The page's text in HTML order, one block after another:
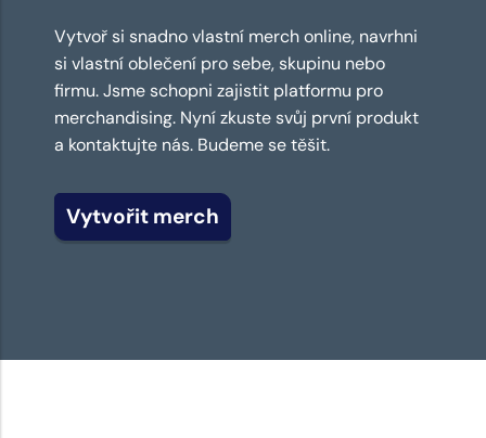
Vytvoř si snadno vlastní merch online, navrhni
si vlastní oblečení pro sebe, skupinu nebo
firmu. Jsme schopni zajistit platformu pro
merchandising. Nyní zkuste svůj první produkt
a kontaktujte nás. Budeme se těšit.
Vytvořit merch